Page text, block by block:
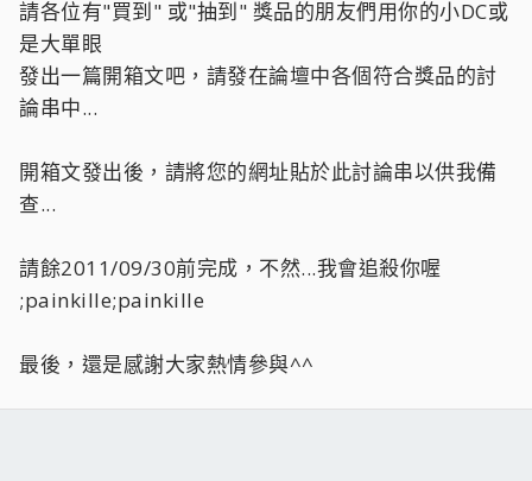
請各位有"買到" 或"抽到" 獎品的朋友們用你的小DC或
是大單眼
發出一篇開箱文吧，請發在論壇中各個符合獎品的討
論串中...
開箱文發出後，請將您的網址貼於此討論串以供我備
查...
請餘2011/09/30前完成，不然...我會追殺你喔
;painkille;painkille
最後，還是感謝大家熱情參與^^